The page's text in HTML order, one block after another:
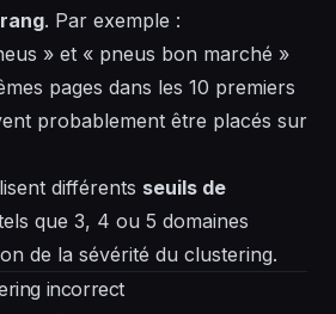
. Par exemple :
» et « pneus bon marché »
pages dans les 10 premiers
probablement être placés sur
différents seuils de
que 3, 4 ou 5 domaines
de la sévérité du clustering.
incorrect